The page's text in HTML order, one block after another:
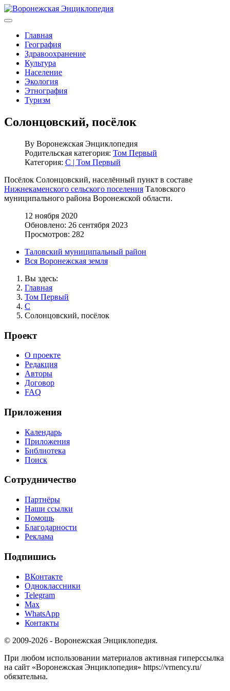
Главная
География
Здравоохранение
Культура
Население
Экология
Этнография
Туризм
Солонцовский, посёлок
By Воронежская Энциклопедия
Родительская категория: Том Первый
Категория: С | Том Первый
Посёлок Солонцовский, населённый пункт в составе
Нижнекаменского сельского поселения Таловского
муниципального района Воронежской области.
12 ноября 2020
Обновлено: 26 сентября 2023
Просмотров: 282
Таловский муниципальный район
Вся Воронежская земля
Вы здесь:
Главная
Том Первый
С
Солонцовский, посёлок
Проект
О проекте
Редакция
Авторы
Договор
FAQ
Приложения
Календарь
Приложения
Библиотека
Поиск
Сотрудничество
Партнёры
Наши ссылки
Помощь
Благодарности
Реклама
Подпишись
ВКонтакте
Одноклассники
Telegram
Max
WhatsApp
Контакты
© 2009-2026 - Воронежская Энциклопедия.
При любом использовании материалов активная гиперссылка
на сайт «Воронежская Энциклопедия» https://vrnency.ru/
обязательна.